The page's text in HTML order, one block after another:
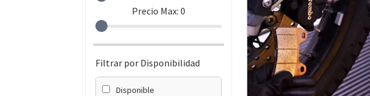
Precio Max:0
Filtrar por Disponibilidad
Disponible